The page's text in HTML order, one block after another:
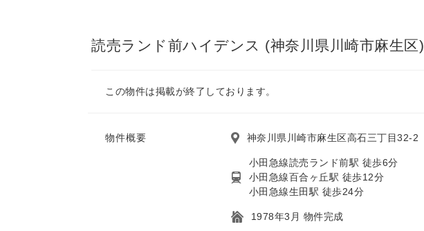
読売ランド前ハイデンス (神奈川県川崎市麻生区)
この物件は掲載が終了しております。
物件概要 神奈川県川崎市麻生区高石三丁目32-2
小田急線読売ランド前駅 徒歩6分
小田急線百合ヶ丘駅 徒歩12分
小田急線生田駅 徒歩24分
1978年3月 物件完成